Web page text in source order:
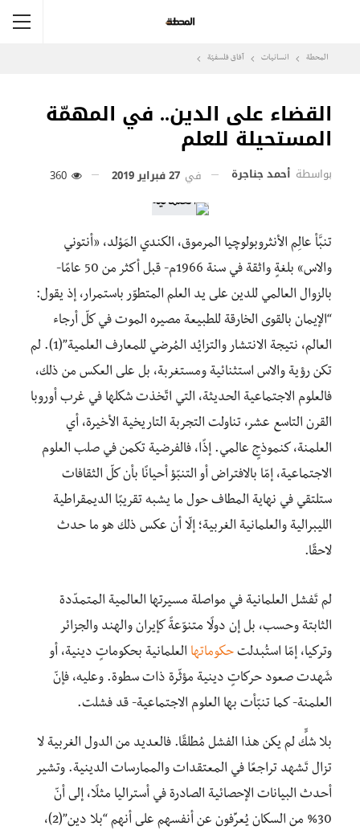
المحطة انسانيات آفاق فلسفيّة‎
القضاء على الدين.. في المهمّة
المستحيلة للعلم
بواسطة أحمد جناجرة في 27 فبراير 2019
تنبَّأ عالِم الأنثروبولوچيا المرموق، الكندي المَوْلِد، «أنتوني
والاس» بلغةٍ واثقة في سنة 1966م- قبل أكثر من 50 عامًا-
بالزوال العالمي للدين على يد العلم المتطوّر باستمرار، إذ يقول:
“الإيمان بالقوى الخارقة للطبيعة مصيره الموت في كلّ أرجاء
العالم، نتيجة الانتشار والتزايُد المُرضي للمعارف العلمية”(1). لم
تكن رؤية والاس استثنائية ومستغربة، بل على العكس من ذلك،
فالعلوم الاجتماعية الحديثة، التي اتّخذت شكلها في غرب أوروبا
القرن التاسع عشر، تناولت التجربة التاريخية الأخيرة، أي
العلمنة، كنموذجٍ عالمي. إذًا، فالفرضية تكمن في صلب العلوم
الاجتماعية، إمّا بالافتراض أو التنبّؤ أحيانًا بأن كلّ الثقافات
ستلتقي في نهاية المطاف حول ما يشبه تقريبًا الديمقراطية
الليبرالية والعلمانية الغربية؛ إلّا أن عكس ذلك هو ما حدث
لاحقًا.
لم تَفشل العلمانية في مواصلة مسيرتها العالمية المتمدّدة
الثابتة وحسب، بل إن دولًا متنوّعةً كإيران والهند والجزائر
وتركيا، إمّا استُبدلت حكوماتها العلمانية بحكوماتٍ دينية، أو
شَهدت صعود حركاتٍ دينية مؤثّرة ذات سطوة. وعليه، فإنّ
العلمنة- كما تنبّأت بها العلوم الاجتماعية- قد فشلت.
بلا شكٍّ لم يكن هذا الفشل مُطلقًا. فالعديد من الدول الغربية لا
تزال تَشهد تراجعًا في المعتقدات والممارسات الدينية. وتشير
أحدث البيانات الإحصائية الصادرة في أستراليا مثلًا، إلى أنّ
30% من السكان يُعرِّفون عن أنفسهم على أنهم “بلا دين”(2)،